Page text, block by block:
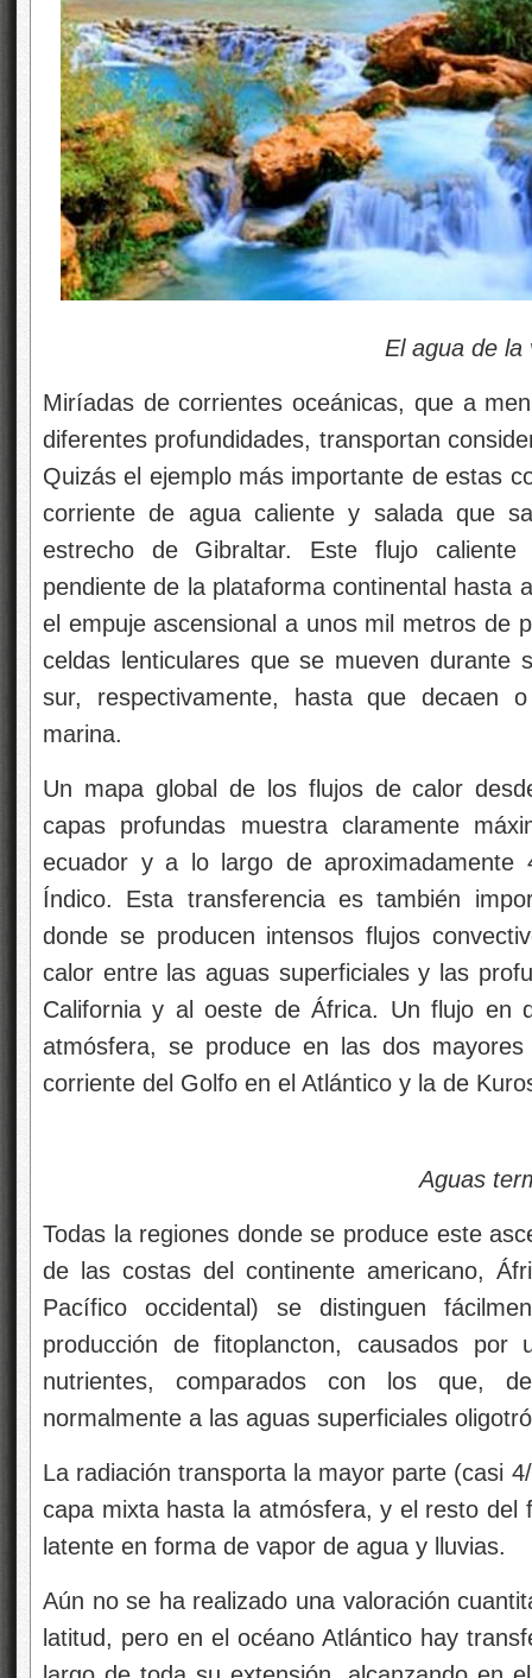
El agua de la
Miríadas de corrientes oceánicas, que a
diferentes profundidades, transportan
Quizás el ejemplo más importante de estas
corriente de agua caliente y salada que
estrecho de Gibraltar. Este flujo
pendiente de la plataforma continental hasta
el empuje ascensional a unos mil metros de
celdas lenticulares que se mueven durante
sur, respectivamente, hasta que decaen
marina.
Un mapa global de los flujos de calor
capas profundas muestra claramente
ecuador y a lo largo de aproximadamente
Índico. Esta transferencia es también
donde se producen intensos flujos
calor entre las aguas superficiales y las
California y al oeste de África. Un flujo en
atmósfera, se produce en las dos
corriente del Golfo en el Atlántico y la de
Aguas termales y
Todas la regiones donde se produce este
de las costas del continente americano,
Pacífico occidental) se distinguen
producción de fitoplancton, causados por
nutrientes, comparados con los que,
normalmente a las aguas superficiales
La radiación transporta la mayor parte (casi
capa mixta hasta la atmósfera, y el resto del
latente en forma de vapor de agua y lluvias.
Aún no se ha realizado una valoración
latitud, pero en el océano Atlántico hay